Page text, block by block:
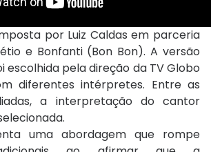
por Luiz Caldas em parceria
e Bonfanti (Bon Bon). A versão
escolhida pela direção da TV Globo
diferentes intérpretes. Entre as
a interpretação do cantor
uma abordagem que rompe